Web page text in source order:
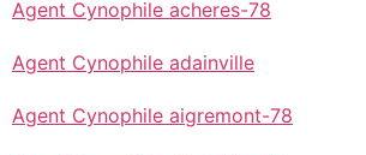
Agent Cynophile acheres-78
Agent Cynophile adainville
Agent Cynophile aigremont-78